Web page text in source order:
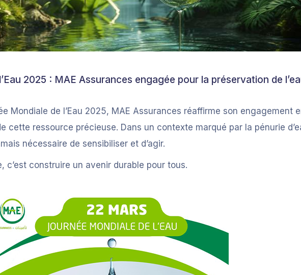
2025 : MAE Assurances engagée pour la préservation de
Mondiale de l’Eau 2025, MAE Assurances réaffirme son engagement
cette ressource précieuse. Dans un contexte marqué par la pénurie
nécessaire de sensibiliser et d’agir.
c’est construire un avenir durable pour tous.